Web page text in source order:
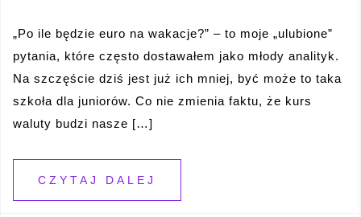
„Po ile będzie euro na wakacje?” – to moje „ulubione”
pytania, które często dostawałem jako młody analityk.
Na szczęście dziś jest już ich mniej, być może to taka
szkoła dla juniorów. Co nie zmienia faktu, że kurs
waluty budzi nasze […]
CZYTAJ DALEJ